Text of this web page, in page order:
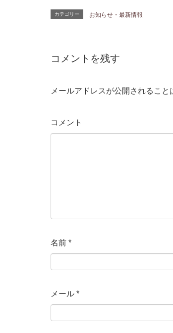
カテゴリー お知らせ・最新情報
コメントを残す
メールアドレスが公開されること
コメント
名前 *
メール *